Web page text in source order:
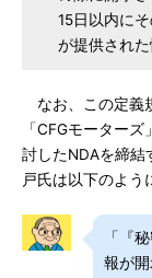
15日以内に
が提供された
なお、この定義
「CFGモーター
討したNDAを締結
戸氏は以下のよう
「『
報が